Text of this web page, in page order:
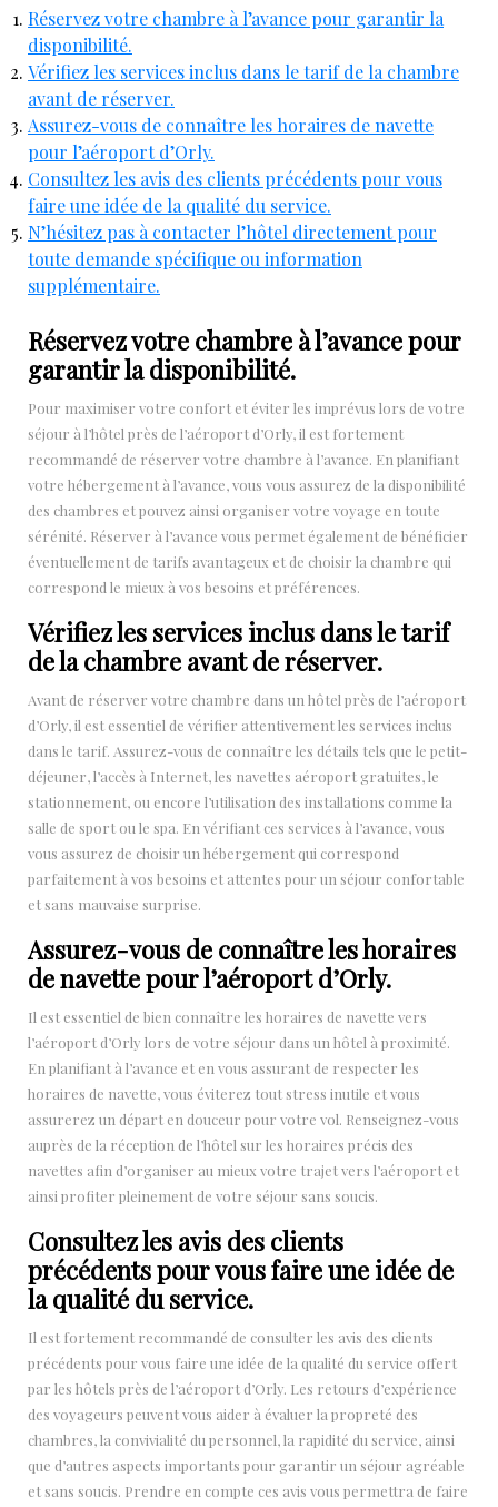
Réservez votre chambre à l’avance pour garantir la
disponibilité.
Vérifiez les services inclus dans le tarif de la chambre
avant de réserver.
Assurez-vous de connaître les horaires de navette
pour l’aéroport d’Orly.
Consultez les avis des clients précédents pour vous
faire une idée de la qualité du service.
N’hésitez pas à contacter l’hôtel directement pour
toute demande spécifique ou information
supplémentaire.
Réservez votre chambre à l’avance pour
garantir la disponibilité.
Pour maximiser votre confort et éviter les imprévus lors de votre
séjour à l’hôtel près de l’aéroport d’Orly, il est fortement
recommandé de réserver votre chambre à l’avance. En planifiant
votre hébergement à l’avance, vous vous assurez de la disponibilité
des chambres et pouvez ainsi organiser votre voyage en toute
sérénité. Réserver à l’avance vous permet également de bénéficier
éventuellement de tarifs avantageux et de choisir la chambre qui
correspond le mieux à vos besoins et préférences.
Vérifiez les services inclus dans le tarif
de la chambre avant de réserver.
Avant de réserver votre chambre dans un hôtel près de l’aéroport
d’Orly, il est essentiel de vérifier attentivement les services inclus
dans le tarif. Assurez-vous de connaître les détails tels que le petit-
déjeuner, l’accès à Internet, les navettes aéroport gratuites, le
stationnement, ou encore l’utilisation des installations comme la
salle de sport ou le spa. En vérifiant ces services à l’avance, vous
vous assurez de choisir un hébergement qui correspond
parfaitement à vos besoins et attentes pour un séjour confortable
et sans mauvaise surprise.
Assurez-vous de connaître les horaires
de navette pour l’aéroport d’Orly.
Il est essentiel de bien connaître les horaires de navette vers
l’aéroport d’Orly lors de votre séjour dans un hôtel à proximité.
En planifiant à l’avance et en vous assurant de respecter les
horaires de navette, vous éviterez tout stress inutile et vous
assurerez un départ en douceur pour votre vol. Renseignez-vous
auprès de la réception de l’hôtel sur les horaires précis des
navettes afin d’organiser au mieux votre trajet vers l’aéroport et
ainsi profiter pleinement de votre séjour sans soucis.
Consultez les avis des clients
précédents pour vous faire une idée de
la qualité du service.
Il est fortement recommandé de consulter les avis des clients
précédents pour vous faire une idée de la qualité du service offert
par les hôtels près de l’aéroport d’Orly. Les retours d’expérience
des voyageurs peuvent vous aider à évaluer la propreté des
chambres, la convivialité du personnel, la rapidité du service, ainsi
que d’autres aspects importants pour garantir un séjour agréable
et sans soucis. Prendre en compte ces avis vous permettra de faire